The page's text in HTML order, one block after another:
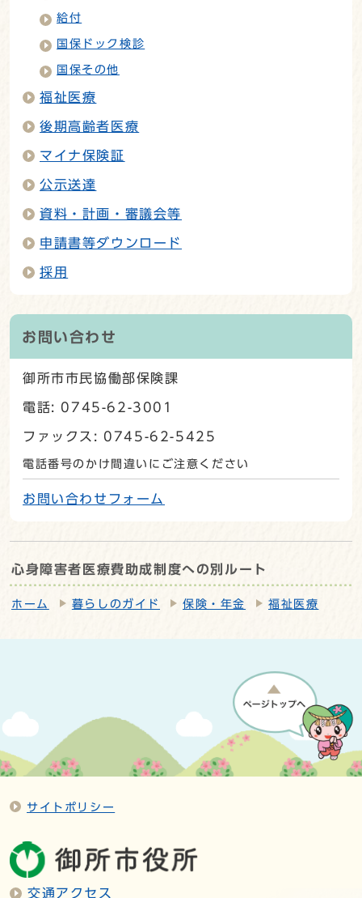
給付
国保ドック検診
国保その他
福祉医療
後期高齢者医療
マイナ保険証
公示送達
資料・計画・審議会等
申請書等ダウンロード
採用
お問い合わせ
御所市市民協働部保険課
電話: 0745-62-3001
ファックス: 0745-62-5425
電話番号のかけ間違いにご注意ください
お問い合わせフォーム
心身障害者医療費助成制度への別ルート
ホーム 暮らしのガイド 保険・年金 福祉医療
サイトポリシー
交通アクセス